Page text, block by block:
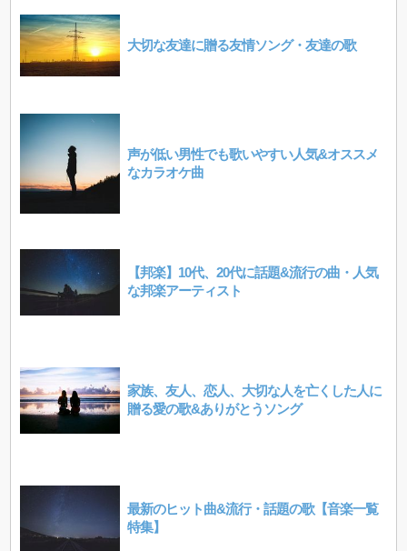
大切な友達に贈る友情ソング・友達の歌
声が低い男性でも歌いやすい人気&オススメ
なカラオケ曲
【邦楽】10代、20代に話題&流行の曲・人気
な邦楽アーティスト
家族、友人、恋人、大切な人を亡くした人に
贈る愛の歌&ありがとうソング
最新のヒット曲&流行・話題の歌【音楽一覧
特集】